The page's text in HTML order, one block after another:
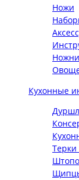
Ножи
Кухонные